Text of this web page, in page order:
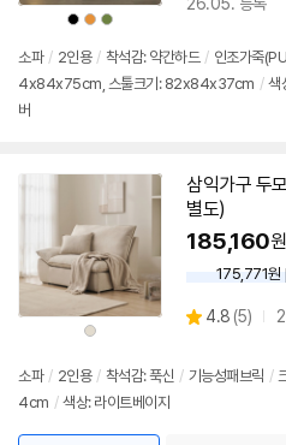
상
품
색
상
상
품
상
상
품
색
상
소파 / 2인용 / 착석감: 약간하드 / 인조가죽
4x84x75cm, 스툴크기: 82x84x37cm / 색
버
상
품
상
삼익가구 두
별도)
185,160원
175,771원
별
4.8 (상
리
5)
소파 / 2인용 / 착석감: 푹신 / 기능성패브릭 /
4cm / 색상: 라이트베이지